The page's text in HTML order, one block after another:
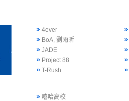
4ever
BoA, 劉雨昕
JADE
Project 88
T-Rush
嘻哈高校